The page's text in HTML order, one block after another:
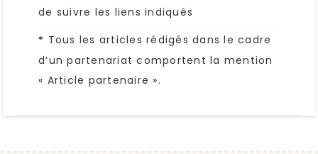
de suivre les liens indiqués
* Tous les articles rédigés dans le cadre
d’un partenariat comportent la mention
« Article partenaire ».